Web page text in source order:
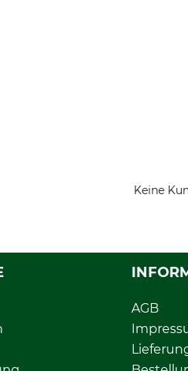
Keine
AGB